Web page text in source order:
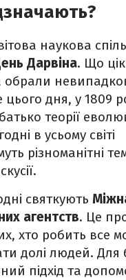
наукова
Дарвіна. Що
обрали
цього дня, у 1809
теорії
в усьому світі
різноманітні
святкують
агентств. Це
хто робить все
долі людей. Для
підхід та